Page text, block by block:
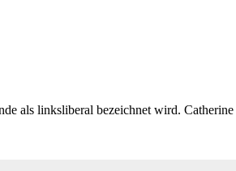
als linksliberal bezeichnet wird.